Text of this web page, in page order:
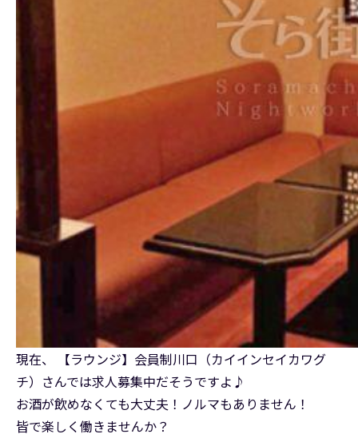
現在、 【ラウンジ】会員制川口（カイインセイカワグ
チ）さんでは求人募集中だそうですよ♪
お酒が飲めなくても大丈夫！ノルマもありません！
皆で楽しく働きませんか？